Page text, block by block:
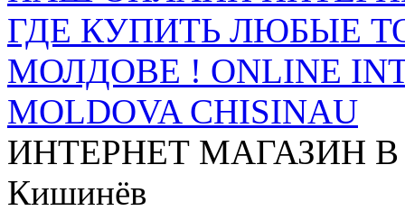
ГДЕ КУПИТЬ ЛЮБЫЕ
МОЛДОВЕ ! ONLINE
MOLDOVA CHISINAU
ИНТЕРНЕТ МАГАЗИН
Кишинёв